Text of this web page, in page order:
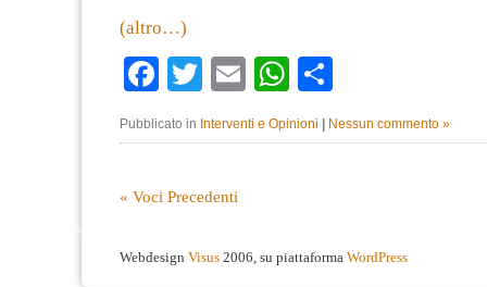
(altro…)
Facebook
TwitterEmailWhatsApp
Pubblicato in Interventi e Opinioni Nessun commento »
« Voci Precedenti
Webdesign Visus 2006, su piattaforma WordPress